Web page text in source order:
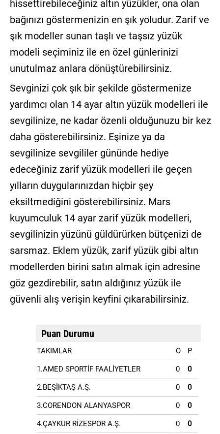
hissettirebileceğiniz altın yüzükler, ona olan
bağınızı göstermenizin en şık yoludur. Zarif ve
şık modeller sunan taşlı ve taşsız yüzük
modeli seçiminiz ile en özel günlerinizi
unutulmaz anlara dönüştürebilirsiniz.
Sevginizi çok şık bir şekilde göstermenize
yardımcı olan 14 ayar altın yüzük modelleri ile
sevgilinize, ne kadar özenli olduğunuzu bir kez
daha gösterebilirsiniz. Eşinize ya da
sevgilinize sevgililer gününde hediye
edeceğiniz zarif yüzük modelleri ile geçen
yılların duygularınızdan hiçbir şey
eksiltmediğini gösterebilirsiniz. Mars
kuyumculuk 14 ayar zarif yüzük modelleri,
sevgilinizin yüzünü güldürürken bütçenizi de
sarsmaz. Eklem yüzük, zarif yüzük gibi altın
modellerden birini satın almak için adresine
göz gezdirebilir, satın aldığınız yüzük ile
güvenli alış verişin keyfini çıkarabilirsiniz.
Puan Durumu
TAKIMLAR O P
1.AMED SPORTİF FAALİYETLER 0 0
2.BEŞİKTAŞ A.Ş. 0 0
3.CORENDON ALANYASPOR 0 0
4.ÇAYKUR RİZESPOR A.Ş. 0 0